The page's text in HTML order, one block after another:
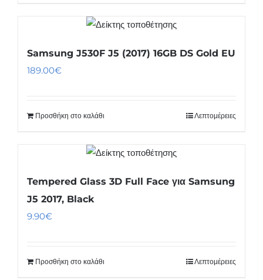
Samsung J530F J5 (2017) 16GB DS Gold EU
189.00€
Προσθήκη στο καλάθι Λεπτομέρειες
Tempered Glass 3D Full Face για Samsung
J5 2017, Black
9.90€
Προσθήκη στο καλάθι Λεπτομέρειες